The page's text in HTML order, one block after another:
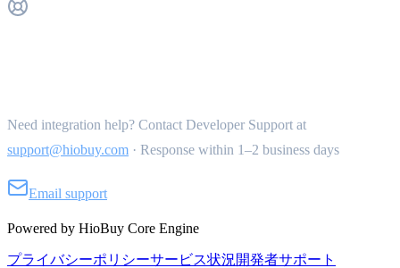
Need integration help? Contact Developer Support at
support@hiobuy.com · Response within 1–2 business days
Email support
Powered by HioBuy Core Engine
プライバシーポリシーサービス状況開発者サポート